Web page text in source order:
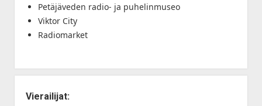
Petäjäveden radio- ja puhelinmuseo
Viktor City
Radiomarket
Vierailijat: